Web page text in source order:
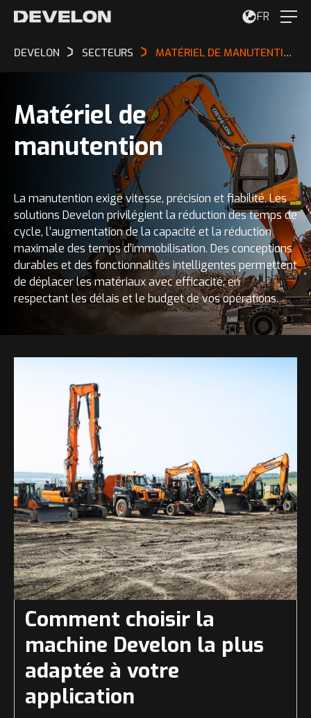
FR
DEVELON SECTEURS MATÉRIEL DE MANUTENTION
Matériel de
manutention
La manutention exige vitesse, précision et fiabilité. Les
solutions Develon privilégient la réduction des temps de
cycle, l’augmentation de la capacité et la réduction
maximale des temps d’immobilisation. Des conceptions
durables et des fonctionnalités intelligentes permettent
de déplacer les matériaux avec efficacité, en
respectant les délais et le budget de vos opérations.
Comment choisir la
machine Develon la plus
adaptée à votre
application